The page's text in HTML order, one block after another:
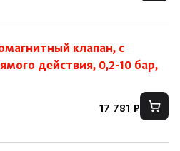
клапан, с
действия, 0,2-10 бар,
17 781 ₽